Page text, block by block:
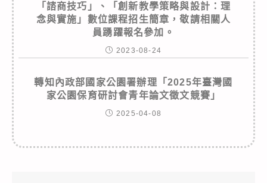
「諮商技巧」、「創新教學策略與設計：理
念與實施」數位課程招生簡章，敬請相關人
員踴躍報名參加。
2023-08-24
轉知內政部國家公園署辦理「2025年臺灣國
家公園保育研討會青年論文徵文競賽」
2025-04-08